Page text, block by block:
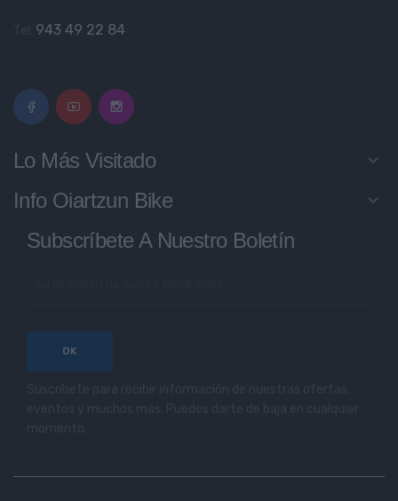
943 49 22 84
Lo Más Visitado keyboard_arrow_down
Info Oiartzun Bike keyboard_arrow_down
Subscríbete A Nuestro Boletín